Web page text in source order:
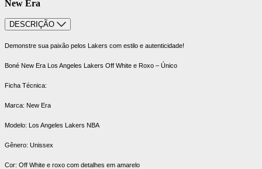
New Era
DESCRIÇÃO
Demonstre sua paixão pelos Lakers com estilo e autenticidade!
Boné New Era Los Angeles Lakers Off White e Roxo – Único
Ficha Técnica:
Marca: New Era
Modelo: Los Angeles Lakers NBA
Gênero: Unissex
Cor: Off White e roxo com detalhes em amarelo